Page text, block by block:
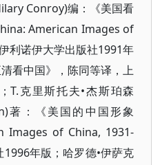
Conroy)编：《美国看
American Images of
利诺伊大学出版社1991年
看中国》，陈同等译，上
T.克里斯托夫•杰斯珀森
著：《美国的中国形象
Images of China, 1931-
年版；哈罗德•伊萨克